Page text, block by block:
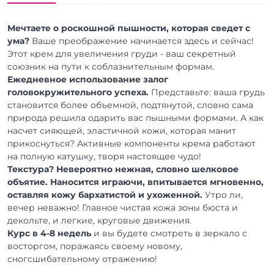
Мечтаете о роскошной пышности, которая сведет с
ума? Ваше преображение начинается здесь и сейчас!
Этот крем для увеличения груди - ваш секретный
союзник на пути к соблазнительным формам.
Ежедневное использование залог
головокружительного успеха. Представьте: ваша грудь
становится более объемной, подтянутой, словно сама
природа решила одарить вас пышными формами. А как
насчет сияющей, эластичной кожи, которая манит
прикоснуться? Активные компоненты крема работают
на полную катушку, творя настоящее чудо!
Текстура? Невероятно нежная, словно шелковое
объятие. Наносится играючи, впитывается мгновенно,
оставляя кожу бархатистой и ухоженной. Утро ли,
вечер неважно! Главное чистая кожа зоны бюста и
декольте, и легкие, круговые движения.
Курс в 4-8 недель и вы будете смотреть в зеркало с
восторгом, поражаясь своему новому,
сногсшибательному отражению!